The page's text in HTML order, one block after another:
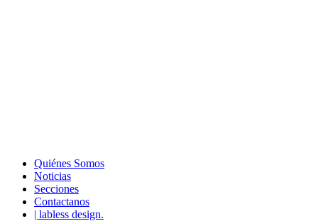
Quiénes Somos
Noticias
Secciones
Contactanos
| labless design.